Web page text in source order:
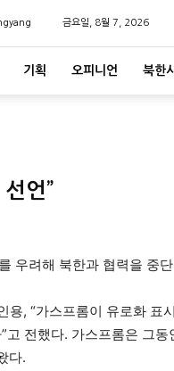
금요일, 8월 7, 2026
기획 오피니언 북한
언”
우려해 북한과 협력을 중
, “가스프롬이 유로화 표
전했다. 가스프롬은 그동
다.